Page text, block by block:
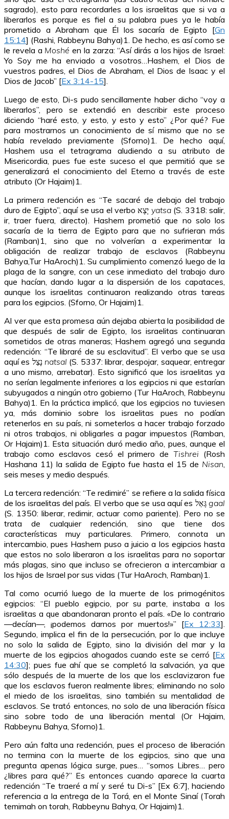
sagrado), esto para recordarles a los israelitas que si va a
liberarlos es porque es fiel a su palabra pues ya le había
prometido a Abraham que Él los sacaría de Egipto [Gn
15:14] (Rashi, Rabbeynu Bahya)1. De hecho, es así como se
le revela a Moshé en la zarza: “Así dirás a los hijos de Israel:
Yo Soy me ha enviado a vosotros…Hashem, el Dios de
vuestros padres, el Dios de Abraham, el Dios de Isaac y el
Dios de Jacob” [Ex 3:14-15].
Luego de esto, Di-s pudo sencillamente haber dicho “voy a
liberarlos”, pero se extendió en describir este proceso
diciendo “haré esto, y esto, y esto y esto” ¿Por qué? Fue
para mostrarnos un conocimiento de sí mismo que no se
había revelado previamente (Sforno)1. De hecho aquí,
Hashem usa el tetragrama aludiendo a su atributo de
Misericordia, pues fue este suceso el que permitió que se
generalizará el conocimiento del Eterno a través de este
atributo (Or Hajaim)1.
La primera redención es “Te sacaré de debajo del trabajo
yatsa(S. 3318: salir,
ir, traer fuera, directo). Hashem prometió que no solo los
sacaría de la tierra de Egipto para que no sufrieran más
(Ramban)1, sino que no volverían a experimentar la
obligación de realizar trabajo de esclavos (Rabbeynu
Bahya,Tur HaAroch)1. Su cumplimiento comenzó luego de la
plaga de la sangre, con un cese inmediato del trabajo duro
que hacían, dando lugar a la dispersión de los capataces,
aunque los israelitas continuaron realizando otras tareas
para los egipcios. (Sforno, Or Hajaim)1.
Al ver que esta promesa aún dejaba abierta la posibilidad de
que después de salir de Egipto, los israelitas continuaran
sometidos de otras maneras; Hashem agregó una segunda
redención: “Te libraré de su esclavitud”. El verbo que se usa
aquí es נָצַל natsal (S. 5337: librar, despojar, saquear, entregar
a uno mismo, arrebatar). Esto significó que los israelitas ya
no serían legalmente inferiores a los egipcios ni que estarían
subyugados a ningún otro gobierno (Tur HaAroch, Rabbeynu
Bahya)1. En la práctica implicó, que los egipcios no tuviesen
ya, más dominio sobre los israelitas pues no podían
retenerlos en su país, ni someterlos a hacer trabajo forzado
ni otros trabajos, ni obligarles a pagar impuestos (Ramban,
Or Hajaim)1. Esta situación duró medio año, pues, aunque el
trabajo como esclavos cesó el primero deTishrei (Rosh
Hashana 11) la salida de Egipto fue hasta el 15 de Nisan,
seis meses y medio después.
La tercera redención: “Te redimiré” se refiere a la salida física
de los israelitas del país. El verbo que se usa aquí es גָּאַלgaal
(S. 1350: liberar, redimir, actuar como pariente). Pero no se
trata de cualquier redención, sino que tiene dos
características muy particulares. Primero, connota un
intercambio, pues Hashem puso a juicio a los egipcios hasta
que estos no solo liberaron a los israelitas para no soportar
más plagas, sino que incluso se ofrecieron a intercambiar a
los hijos de Israel por sus vidas (Tur HaAroch, Ramban)1.
Tal como ocurrió luego de la muerte de los primogénitos
egipcios: “El pueblo egipcio, por su parte, instaba a los
israelitas a que abandonaran pronto el país. «De lo contrario
—decían—, ¡podemos darnos por muertos!»” [Ex 12:33].
Segundo, implica el fin de la persecución, por lo que incluye
no solo la salida de Egipto, sino la división del mar y la
muerte de los egipcios ahogados cuando este se cerró [Ex
14:30]; pues fue ahí que se completó la salvación, ya que
sólo después de la muerte de los que los esclavizaron fue
que los esclavos fueron realmente libres; eliminando no solo
el miedo de los israelitas, sino también su mentalidad de
esclavos. Se trató entonces, no solo de una liberación física
sino sobre todo de una liberación mental (Or Hajaim,
Rabbeynu Bahya, Sforno)1.
Pero aún falta una redención, pues el proceso de liberación
no termina con la muerte de los egipcios, sino que una
pregunta apenas lógica surge, pues… “somos Libres… pero
¿libres para qué?” Es entonces cuando aparece la cuarta
redención “Te traeré a mí y seré tu Di-s” [Ex 6:7], haciendo
referencia a la entrega de la Torá, en el Monte Sinaí (Torah
temimah on torah, Rabbeynu Bahya, Or Hajaim)1.